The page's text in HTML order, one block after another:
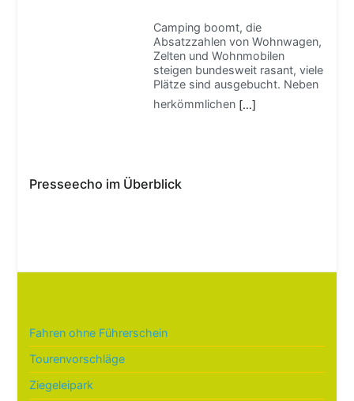
Camping boomt, die
Absatzzahlen von Wohnwagen,
Zelten und Wohnmobilen
steigen bundesweit rasant, viele
Plätze sind ausgebucht. Neben
herkömmlichen […]
Presseecho im Überblick
Fahren ohne Führerschein
Tourenvorschläge
Ziegeleipark